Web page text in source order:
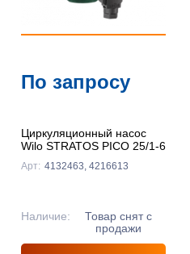
По запросу
Циркуляционный насос
Wilo STRATOS PICO 25/1-6
Арт: 4132463, 4216613
Наличие:
Товар снят с
продажи